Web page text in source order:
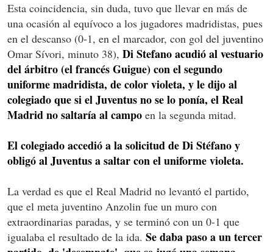
Esta coincidencia, sin duda, tuvo que llevar en más de
una ocasión al equívoco a los jugadores madridistas, pues
en el descanso (0-1, en el marcador, con gol del juventino
Omar Sívori, minuto 38), Di Stefano acudió al vestuario
del árbitro (el francés Guigue) con el segundo
uniforme madridista, de color violeta, y le dijo al
colegiado que si el Juventus no se lo ponía, el Real
Madrid no saltaría al campo en la segunda mitad.
El colegiado accedió a la solicitud de Di Stéfano y
obligó al Juventus a saltar con el uniforme violeta.
La verdad es que el Real Madrid no levantó el partido,
que el meta juventino Anzolin fue un muro con
extraordinarias paradas, y se terminó con un 0-1 que
igualaba el resultado de la ida. Se daba paso a un tercer